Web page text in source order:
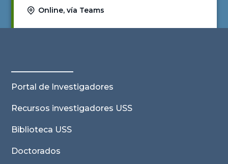
Online, vía Teams
Portal de Investigadores
Recursos investigadores USS
Biblioteca USS
Doctorados